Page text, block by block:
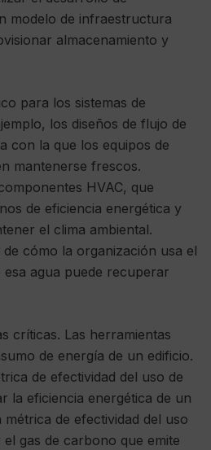
modelo de infraestructura
almacenamiento y
para los sistemas de
los diseños de flujo de
con la que los equipos de
mantenerse frescos.
HVAC, que
de eficiencia energética y
el clima ambiental.
de cómo la organización usa el
esa agua puede recuperar
críticas. Las herramientas
de energía de un edificio.
de efectividad del uso de
la eficiencia energética de un
de efectividad del uso
gas de carbono que emite